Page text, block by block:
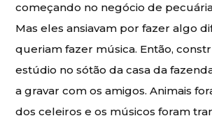
começando no negócio de
Mas eles ansiavam por fazer algo
queriam fazer música. Então,
estúdio no sótão da casa da
a gravar com os amigos. Animais
dos celeiros e os músicos foram